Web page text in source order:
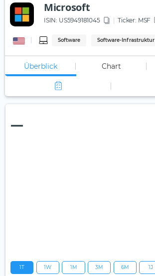
Microsoft
ISIN: US5949181045 Ticker: MSF
Software Software-Infrastruktur
Überblick Chart
—
1T 1W 1M 3M 6M 1J